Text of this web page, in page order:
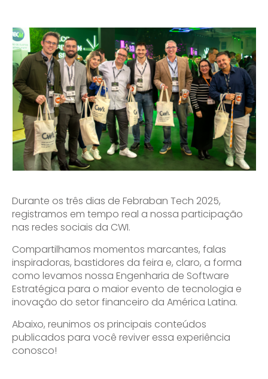
Durante os três dias de Febraban Tech 2025,
registramos em tempo real a nossa participação
nas redes sociais da CWI.
Compartilhamos momentos marcantes, falas
inspiradoras, bastidores da feira e, claro, a forma
como levamos nossa Engenharia de Software
Estratégica para o maior evento de tecnologia e
inovação do setor financeiro da América Latina.
Abaixo, reunimos os principais conteúdos
publicados para você reviver essa experiência
conosco!